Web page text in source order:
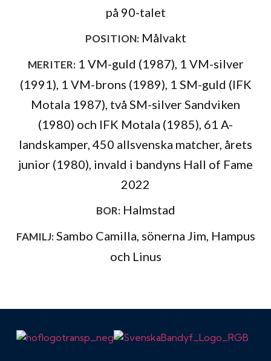
på 90-talet
POSITION:Målvakt
MERITER:1 VM-guld (1987), 1 VM-silver
(1991), 1 VM-brons (1989), 1 SM-guld (IFK
Motala 1987), två SM-silver Sandviken
(1980) och IFK Motala (1985), 61 A-
landskamper, 450 allsvenska matcher, årets
junior (1980), invald i bandyns Hall of Fame
2022
BOR:Halmstad
FAMILJ:Sambo Camilla, sönerna Jim, Hampus
och Linus